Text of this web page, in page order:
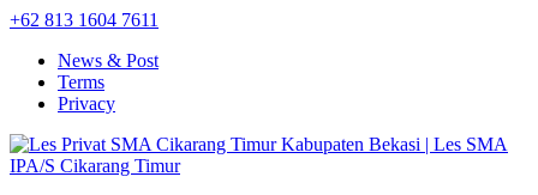
+62 813 1604 7611
News & Post
Terms
Privacy